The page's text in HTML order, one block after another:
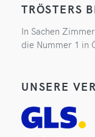
TRÖSTERS
In Sachen
die Nummer 1 in
UNSERE